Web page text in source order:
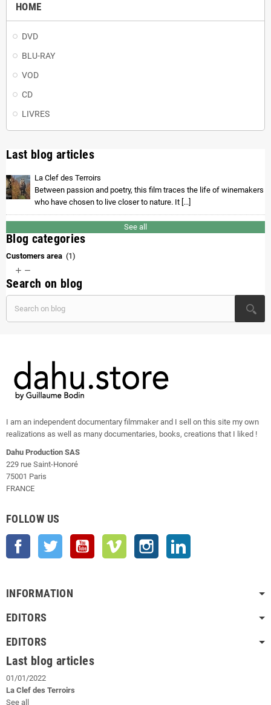
HOME
DVD
BLU-RAY
VOD
CD
LIVRES
Last blog articles
La Clef des Terroirs
Between passion and poetry, this film traces the life of winemakers
who have chosen to live closer to nature. It [...]
See all
Blog categories
Customers area (1)
 
Search on blog
I am an independent documentary filmmaker and I sell on this site my own
realizations as well as many documentaries, books, creations that I liked !
Dahu Production SAS
229 rue Saint-Honoré
75001 Paris
FRANCE
FOLLOW US
Facebook Twitter YouTube Vimeo Instagram
INFORMATION
EDITORS
EDITORS
Last blog articles
01/01/2022
La Clef des Terroirs
See all